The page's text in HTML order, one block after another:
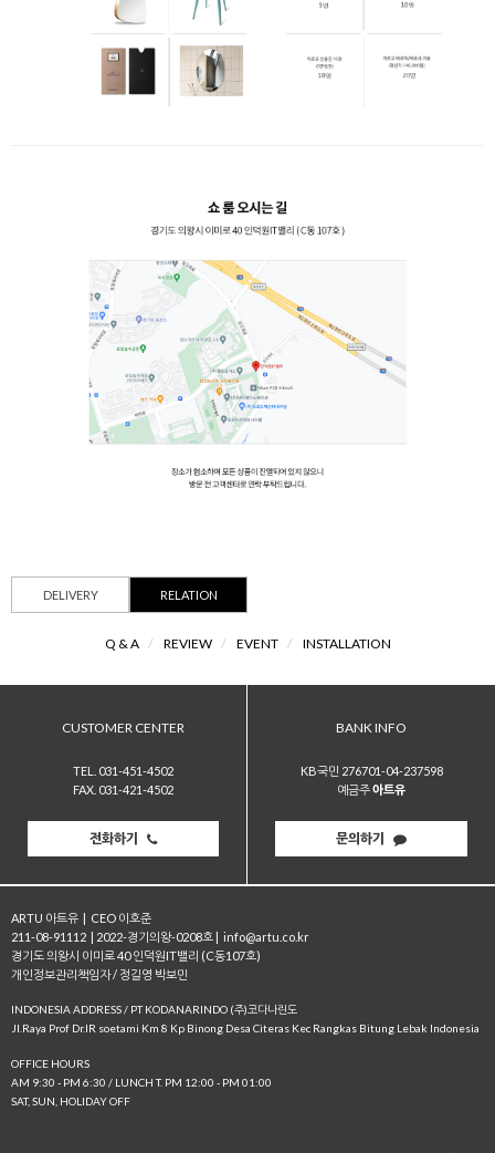
DELIVERY RELATION
Q & A / REVIEW / EVENT / INSTALLATION
CUSTOMER CENTER
TEL. 031-451-4502
FAX. 031-421-4502
전화하기
BANK INFO
KB국민 276701-04-237598
예금주아트유
문의하기
ARTU 아트유 | CEO 이호준
211-08-91112 | 2022-경기의왕-0208호 | info@artu.co.kr
경기도 의왕시 이미로 40 인덕원IT밸리 (C동107호)
개인정보관리책임자 / 정길영 박보민
INDONESIA ADDRESS / PT KODANARINDO (주)코다나린도
JI.Raya Prof Dr.IR soetami Km 8 Kp Binong Desa Citeras Kec Rangkas Bitung Lebak Indonesia
OFFICE HOURS
AM 9:30 - PM 6:30 / LUNCH T. PM 12:00 - PM 01:00
SAT, SUN, HOLIDAY OFF